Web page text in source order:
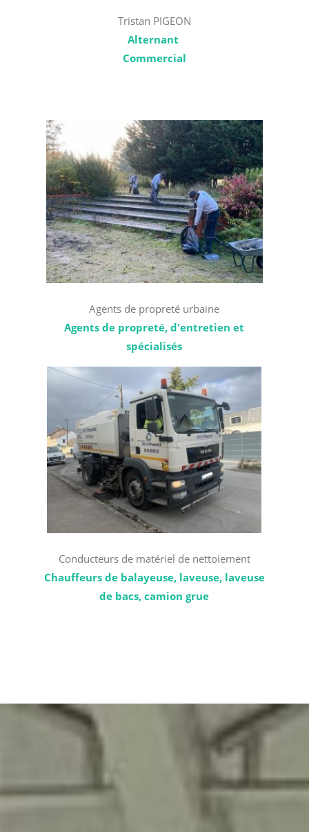
Tristan PIGEON
Alternant
Commercial
Agents de propreté urbaine
Agents de propreté, d'entretien et
spécialisés
Conducteurs de matériel de nettoiement
Chauffeurs de balayeuse, laveuse, laveuse
de bacs, camion grue